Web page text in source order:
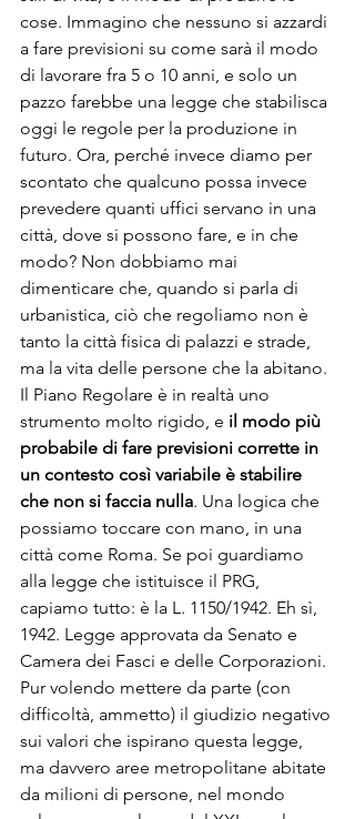
cose. Immagino che nessuno si azzardi
a fare previsioni su come sarà il modo
di lavorare fra 5 o 10 anni, e solo un
pazzo farebbe una legge che stabilisca
oggi le regole per la produzione in
futuro. Ora, perché invece diamo per
scontato che qualcuno possa invece
prevedere quanti uffici servano in una
città, dove si possono fare, e in che
modo? Non dobbiamo mai
dimenticare che, quando si parla di
urbanistica, ciò che regoliamo non è
tanto la città fisica di palazzi e strade,
ma la vita delle persone che la abitano.
Il Piano Regolare è in realtà uno
strumento molto rigido, e il modo più
probabile di fare previsioni corrette in
un contesto così variabile è stabilire
che non si faccia nulla. Una logica che
possiamo toccare con mano, in una
città come Roma. Se poi guardiamo
alla legge che istituisce il PRG,
capiamo tutto: è la L. 1150/1942. Eh sì,
1942. Legge approvata da Senato e
Camera dei Fasci e delle Corporazioni.
Pur volendo mettere da parte (con
difficoltà, ammetto) il giudizio negativo
sui valori che ispirano questa legge,
ma davvero aree metropolitane abitate
da milioni di persone, nel mondo